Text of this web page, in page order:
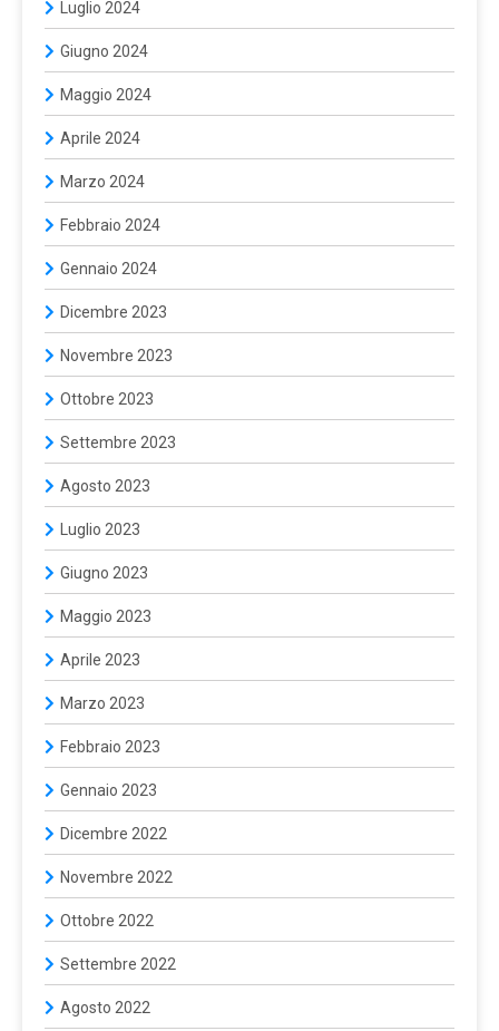
Luglio 2024
Giugno 2024
Maggio 2024
Aprile 2024
Marzo 2024
Febbraio 2024
Gennaio 2024
Dicembre 2023
Novembre 2023
Ottobre 2023
Settembre 2023
Agosto 2023
Luglio 2023
Giugno 2023
Maggio 2023
Aprile 2023
Marzo 2023
Febbraio 2023
Gennaio 2023
Dicembre 2022
Novembre 2022
Ottobre 2022
Settembre 2022
Agosto 2022